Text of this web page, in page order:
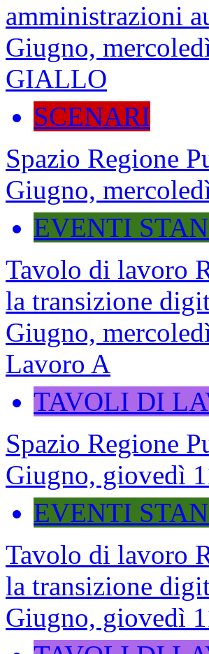
amministrazioni
Giugno,
GIALLO
SCENARI
Spazio Regione
Giugno,
EVENTI
Tavolo di lavoro
la transizione
Giugno,
Lavoro A
TAVOLI DI
Spazio Regione
Giugno, giovedì
EVENTI
Tavolo di lavoro
la transizione
Giugno, giovedì